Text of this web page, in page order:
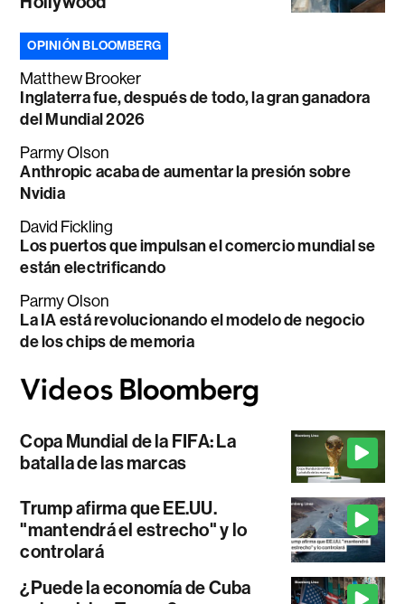
OPINIÓN BLOOMBERG
Matthew Brooker
Inglaterra fue, después de todo, la gran ganadora
del Mundial 2026
Parmy Olson
Anthropic acaba de aumentar la presión sobre
Nvidia
David Fickling
Los puertos que impulsan el comercio mundial se
están electrificando
Parmy Olson
La IA está revolucionando el modelo de negocio
de los chips de memoria
Copa Mundial de la FIFA: La
batalla de las marcas
Trump afirma que EE.UU.
"mantendrá el estrecho" y lo
controlará
¿Puede la economía de Cuba